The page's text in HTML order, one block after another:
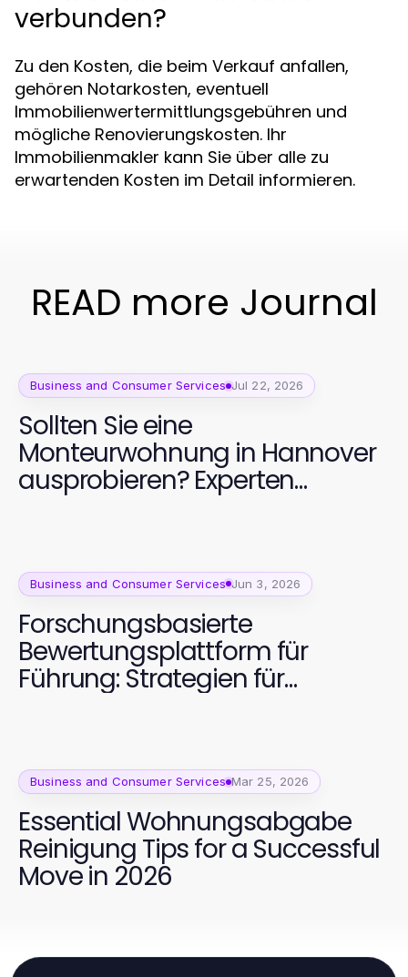
verbunden?
Zu den Kosten, die beim Verkauf anfallen,
gehören Notarkosten, eventuell
Immobilienwertermittlungsgebühren und
mögliche Renovierungskosten. Ihr
Immobilienmakler kann Sie über alle zu
erwartenden Kosten im Detail informieren.
READ more Journal
Business and Consumer Services Jul 22, 2026
Sollten Sie eine
Monteurwohnung in Hannover
ausprobieren? Experten
empfehlen es für Ihre
Business and Consumer Services Jun 3, 2026
Forschungsbasierte
Bewertungsplattform für
Führung: Strategien für
Business and Consumer Services Mar 25, 2026
Essential Wohnungsabgabe
Reinigung Tips for a Successful
Move in 2026